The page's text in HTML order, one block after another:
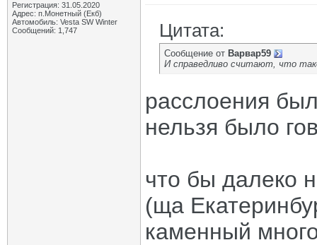
Регистрация: 31.05.2020
Адрес: п.Монетный (Екб)
Автомобиль: Vesta SW Winter
Сообщений: 1,747
Цитата:
Сообщение от Варвар59
И справедливо считают, что
расслоения
нельзя было
что бы далеко
(ща
каменный